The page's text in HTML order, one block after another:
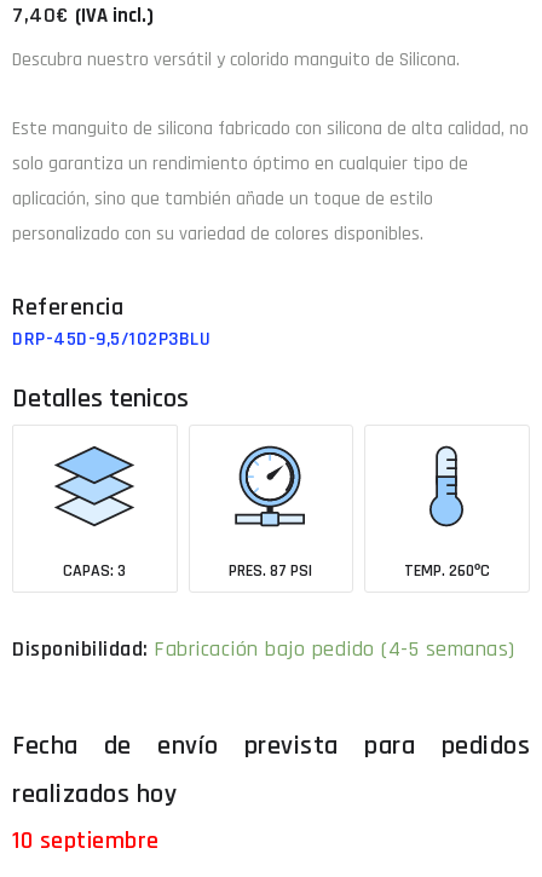
7,40€ (IVA incl.)
Descubra nuestro versátil y colorido manguito de Silicona.
Este manguito de silicona fabricado con silicona de alta calidad, no
solo garantiza un rendimiento óptimo en cualquier tipo de
aplicación, sino que también añade un toque de estilo
personalizado con su variedad de colores disponibles.
DRP-45D-9,5/102P3BLU
Detalles tenicos
CAPAS: 3 PRES. 87 PSI TEMP. 260ºC
Fabricación bajo pedido (4-5 semanas)
10 septiembre